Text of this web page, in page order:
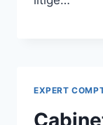
EXPERT